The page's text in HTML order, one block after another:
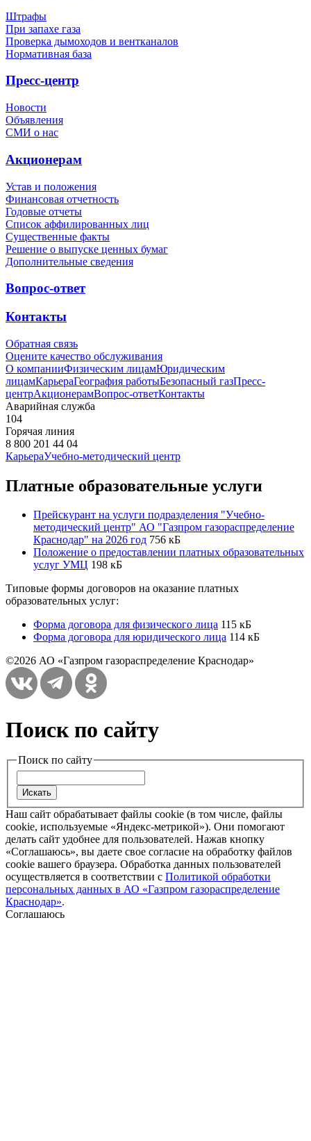
Штрафы
При запахе газа
Проверка дымоходов и вентканалов
Нормативная база
Пресс-центр
Новости
Объявления
СМИ о нас
Акционерам
Устав и положения
Финансовая отчетность
Годовые отчеты
Список аффилированных лиц
Существенные факты
Решение о выпуске ценных бумаг
Дополнительные сведения
Вопрос-ответ
Контакты
Обратная связь
Оцените качество обслуживания
О компанииФизическим лицамЮридическим
лицамКарьераГеография работыБезопасный газПресс-
центрАкционерамВопрос-ответКонтакты
Аварийная служба
104
Горячая линия
8 800 201 44 04
КарьераУчебно-методический центр
Платные образовательные услуги
Прейскурант на услуги подразделения "Учебно-
методический центр" АО "Газпром газораспределение
Краснодар" на 2026 год 756 кБ
Положение о предоставлении платных образовательных
услуг УМЦ 198 кБ
Типовые формы договоров на оказание платных
образовательных услуг:
Форма договора для физического лица 115 кБ
Форма договора для юридического лица 114 кБ
©2026 АО «Газпром газораспределение Краснодар»
Поиск по сайту
Поиск по сайту
Наш сайт обрабатывает файлы cookie (в том числе, файлы
cookie, используемые «Яндекс-метрикой»). Они помогают
делать сайт удобнее для пользователей. Нажав кнопку
«Соглашаюсь», вы даете свое согласие на обработку файлов
cookie вашего браузера. Обработка данных пользователей
осуществляется в соответствии с Политикой обработки
персональных данных в АО «Газпром газораспределение
Краснодар».
Соглашаюсь